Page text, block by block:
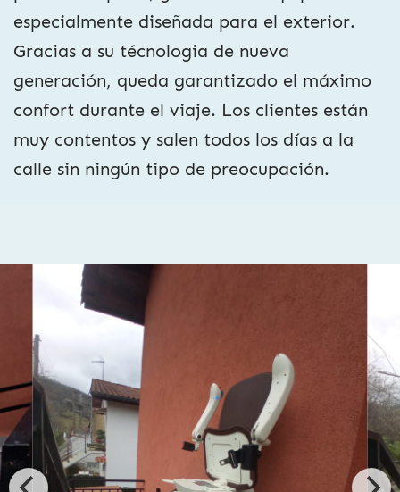
especialmente diseñada para el exterior.
Gracias a su técnologia de nueva
generación, queda garantizado el máximo
confort durante el viaje. Los clientes están
muy contentos y salen todos los días a la
calle sin ningún tipo de preocupación.